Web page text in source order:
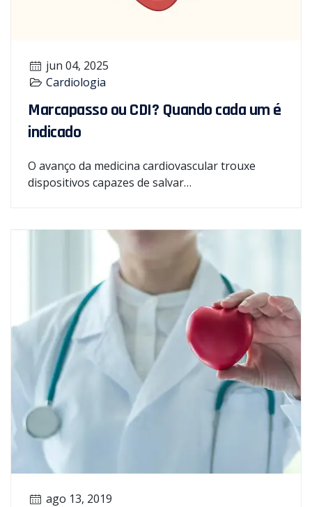
jun 04, 2025
Cardiologia
Marcapasso ou CDI? Quando cada um é
indicado
O avanço da medicina cardiovascular trouxe
dispositivos capazes de salvar…
ago 13, 2019